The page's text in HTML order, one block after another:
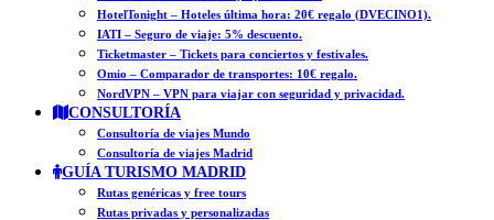
HotelTonight – Hoteles última hora: 20€ regalo (DVECINO1).
IATI – Seguro de viaje: 5% descuento.
Ticketmaster – Tickets para conciertos y festivales.
Omio – Comparador de transportes: 10€ regalo.
NordVPN – VPN para viajar con seguridad y privacidad.
CONSULTORÍA
Consultoría de viajes Mundo
Consultoría de viajes Madrid
GUÍA TURISMO MADRID
Rutas genéricas y free tours
Rutas privadas y personalizadas